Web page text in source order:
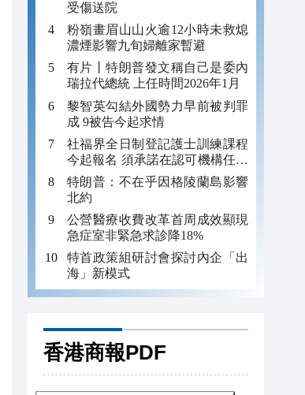
受傷送院
粉嶺畫眉山山火逾12小時未救熄
濃煙影響九旬婦離家暫避
有片丨特朗普發文稱自己是委內
瑞拉代總統 上任時間2026年1月
黎智英勾結外國勢力早前被判罪
成 9被告今起求情
社福界全日制登記護士訓練課程
今起報名 須承諾在認可機構任職
至少三年
特朗普：不在乎因格陵蘭島影響
北約
公營醫療收費改革首周成效顯現
急症室非緊急求診降18%
特首政策組研討會探討內企「出
海」新模式
香港商報PDF